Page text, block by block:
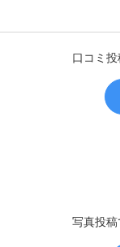
口コミ
写真投稿